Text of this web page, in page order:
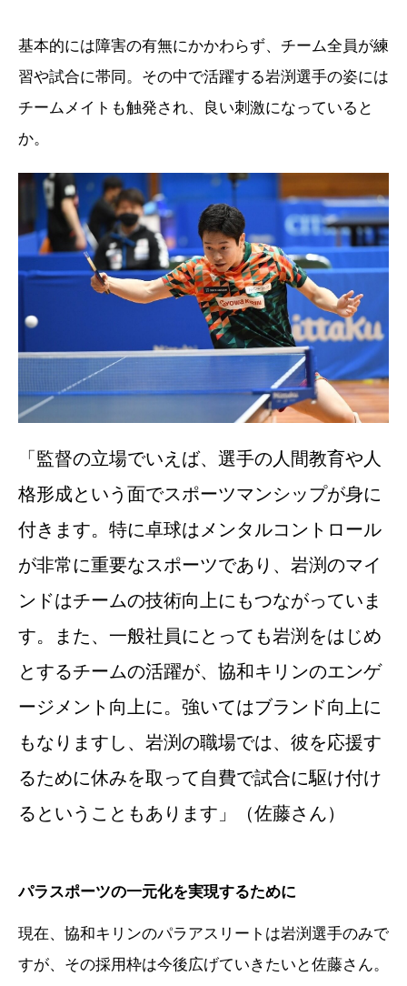
基本的には障害の有無にかかわらず、チーム全員が練
習や試合に帯同。その中で活躍する岩渕選手の姿には
チームメイトも触発され、良い刺激になっていると
か。
「監督の立場でいえば、選手の人間教育や人
格形成という面でスポーツマンシップが身に
付きます。特に卓球はメンタルコントロール
が非常に重要なスポーツであり、岩渕のマイ
ンドはチームの技術向上にもつながっていま
す。また、一般社員にとっても岩渕をはじめ
とするチームの活躍が、協和キリンのエンゲ
ージメント向上に。強いてはブランド向上に
もなりますし、岩渕の職場では、彼を応援す
るために休みを取って自費で試合に駆け付け
るということもあります」（佐藤さん）
パラスポーツの一元化を実現するために
現在、協和キリンのパラアスリートは岩渕選手のみで
すが、その採用枠は今後広げていきたいと佐藤さん。